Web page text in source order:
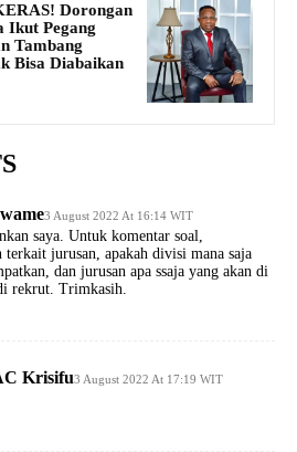
Dorongan
Ikut Pegang
Tambang
Bisa Diabaikan
3 August 2022 At 16:14 WIT
saya. Untuk komentar soal,
terkait jurusan, apakah divisi mana saja
dan jurusan apa ssaja yang akan di
rekrut. Trimkasih.
Krisifu3 August 2022 At 17:19 WIT